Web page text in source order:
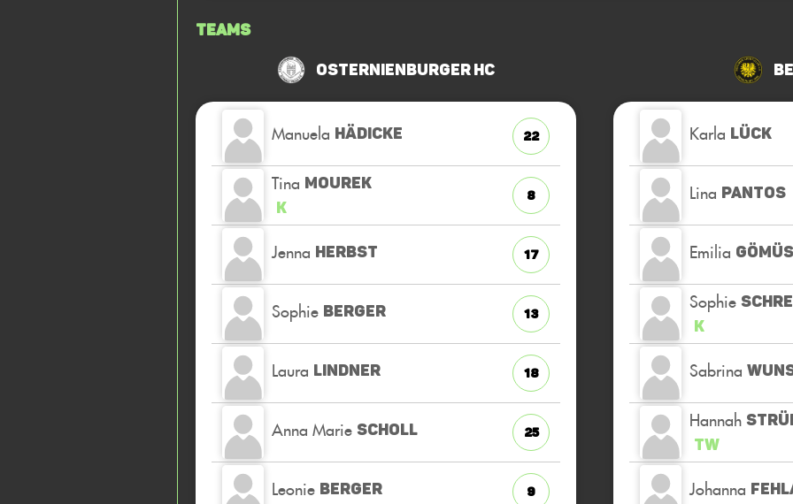
Teams
Osternienburger HC
Manuela HÄDICKE 22
Tina MOUREK
K
8
Jenna HERBST 17
Sophie BERGER 13
Laura LINDNER 18
Anna Marie SCHOLL 25
Leonie BERGER 9
Karla LÜCK
Lina PANTOS
Emilia
Sophie
K
Sabrina
Hannah
TW
Johanna